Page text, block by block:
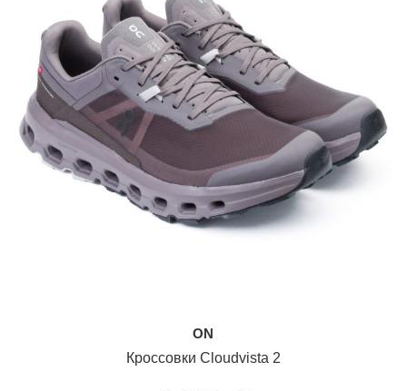
ON
Кроссовки Cloudvista 2